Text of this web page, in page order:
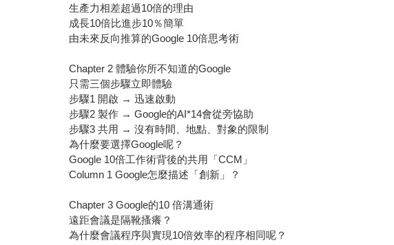
生產力相差超過10倍的理由
成長10倍比進步10％簡單
由未來反向推算的Google 10倍思考術
Chapter 2 體驗你所不知道的Google
只需三個步驟立即體驗
步驟1 開啟 → 迅速啟動
步驟2 製作 → Google的AI*14會從旁協助
步驟3 共用 → 沒有時間、地點、對象的限制
為什麼要選擇Google呢？
Google 10倍工作術背後的共用「CCM」
Column 1 Google怎麼描述「創新」？
Chapter 3 Google的10 倍溝通術
遠距會議是隔靴搔癢？
為什麼會議程序與實現10倍效率的程序相同呢？